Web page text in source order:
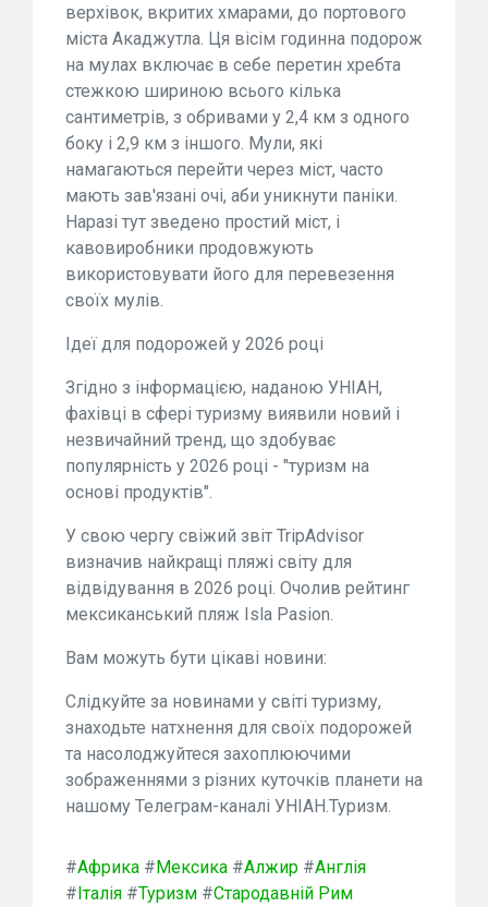
верхівок, вкритих хмарами, до портового
міста Акаджутла. Ця вісім годинна подорож
на мулах включає в себе перетин хребта
стежкою шириною всього кілька
сантиметрів, з обривами у 2,4 км з одного
боку і 2,9 км з іншого. Мули, які
намагаються перейти через міст, часто
мають зав'язані очі, аби уникнути паніки.
Наразі тут зведено простий міст, і
кавовиробники продовжують
використовувати його для перевезення
своїх мулів.
Ідеї для подорожей у 2026 році
Згідно з інформацією, наданою УНІАН,
фахівці в сфері туризму виявили новий і
незвичайний тренд, що здобуває
популярність у 2026 році - "туризм на
основі продуктів".
У свою чергу свіжий звіт TripAdvisor
визначив найкращі пляжі світу для
відвідування в 2026 році. Очолив рейтинг
мексиканський пляж Isla Pasion.
Вам можуть бути цікаві новини:
Слідкуйте за новинами у світі туризму,
знаходьте натхнення для своїх подорожей
та насолоджуйтеся захоплюючими
зображеннями з різних куточків планети на
нашому Телеграм-каналі УНІАН.Туризм.
#Африка #Мексика #Алжир #Англія
#Італія #Туризм #Стародавній Рим